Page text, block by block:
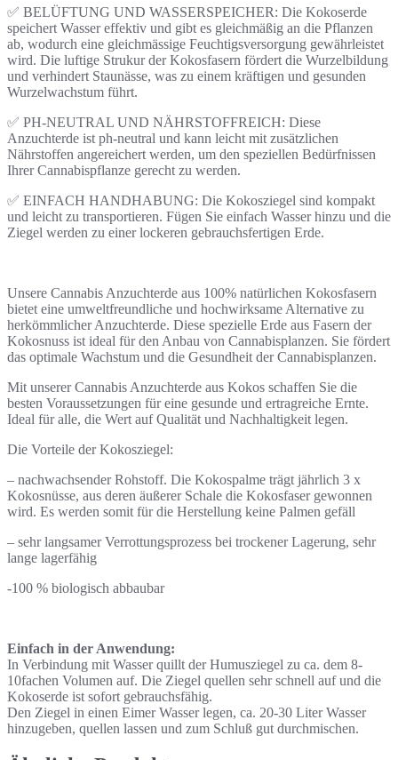
✅ BELÜFTUNG UND WASSERSPEICHER: Die Kokoserde
speichert Wasser effektiv und gibt es gleichmäßig an die Pflanzen
ab, wodurch eine gleichmässige Feuchtigsversorgung gewährleistet
wird. Die luftige Strukur der Kokosfasern fördert die Wurzelbildung
und verhindert Staunässe, was zu einem kräftigen und gesunden
Wurzelwachstum führt.
✅ PH-NEUTRAL UND NÄHRSTOFFREICH: Diese
Anzuchterde ist ph-neutral und kann leicht mit zusätzlichen
Nährstoffen angereichert werden, um den speziellen Bedürfnissen
Ihrer Cannabispflanze gerecht zu werden.
✅ EINFACH HANDHABUNG: Die Kokosziegel sind kompakt
und leicht zu transportieren. Fügen Sie einfach Wasser hinzu und die
Ziegel werden zu einer lockeren gebrauchsfertigen Erde.
Unsere Cannabis Anzuchterde aus 100% natürlichen Kokosfasern
bietet eine umweltfreundliche und hochwirksame Alternative zu
herkömmlicher Anzuchterde. Diese spezielle Erde aus Fasern der
Kokosnuss ist ideal für den Anbau von Cannabisplanzen. Sie fördert
das optimale Wachstum und die Gesundheit der Cannabisplanzen.
Mit unserer Cannabis Anzuchterde aus Kokos schaffen Sie die
besten Voraussetzungen für eine gesunde und ertragreiche Ernte.
Ideal für alle, die Wert auf Qualität und Nachhaltigkeit legen.
Die Vorteile der Kokosziegel:
– nachwachsender Rohstoff. Die Kokospalme trägt jährlich 3 x
Kokosnüsse, aus deren äußerer Schale die Kokosfaser gewonnen
wird. Es werden somit für die Herstellung keine Palmen gefäll
– sehr langsamer Verrottungsprozess bei trockener Lagerung, sehr
lange lagerfähig
-100 % biologisch abbaubar
Einfach in der Anwendung:
In Verbindung mit Wasser quillt der Humusziegel zu ca. dem 8-
10fachen Volumen auf. Die Ziegel quellen sehr schnell auf und die
Kokoserde ist sofort gebrauchsfähig.
Den Ziegel in einen Eimer Wasser legen, ca. 20-30 Liter Wasser
hinzugeben, quellen lassen und zum Schluß gut durchmischen.